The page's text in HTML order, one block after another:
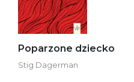
Poparzone dziecko
Stig Dagerman